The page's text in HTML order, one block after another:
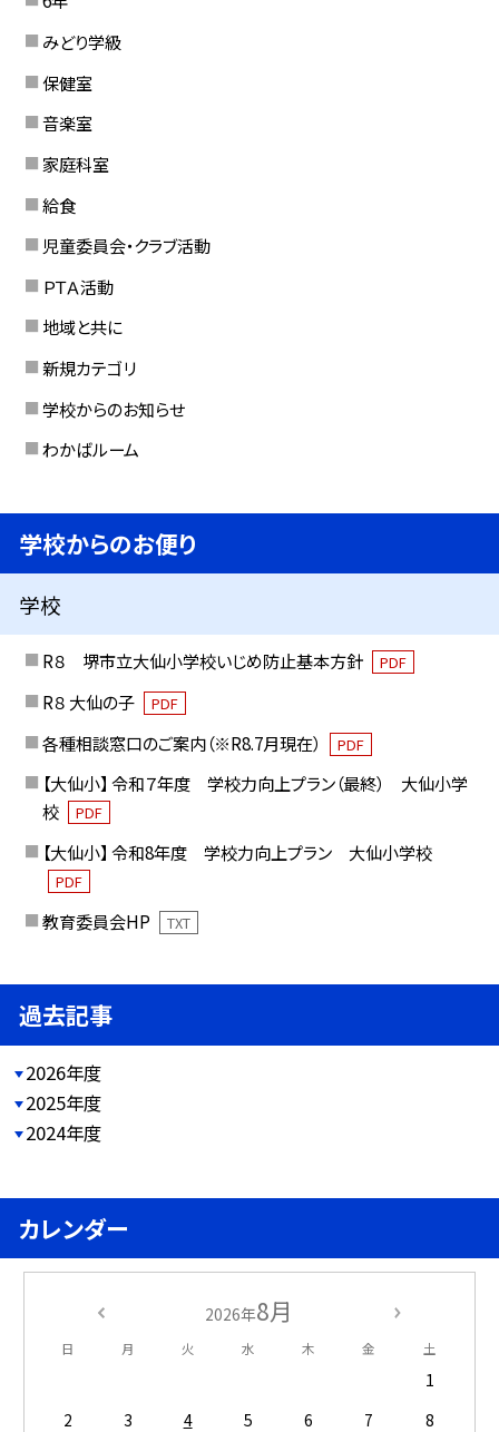
みどり学級
保健室
音楽室
家庭科室
給食
児童委員会・クラブ活動
ＰＴＡ活動
地域と共に
新規カテゴリ
学校からのお知らせ
わかばルーム
学校からのお便り
学校
R８ 堺市立大仙小学校いじめ防止基本方針 PDF
R８ 大仙の子 PDF
各種相談窓口のご案内（※R8.7月現在） PDF
【大仙小】 令和７年度 学校力向上プラン（最終） 大仙小学
校
PDF
【大仙小】 令和8年度 学校力向上プラン 大仙小学校
PDF
教育委員会HP TXT
過去記事
2026年度
2025年度
2024年度
カレンダー
2026年8月
日 月 火 水 木 金 土
1
2
3 4 5 6 7
8